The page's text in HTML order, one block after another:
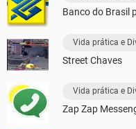
Banco do Brasil
Vida prática e
Street Chaves
Vida prática e
Zap Zap